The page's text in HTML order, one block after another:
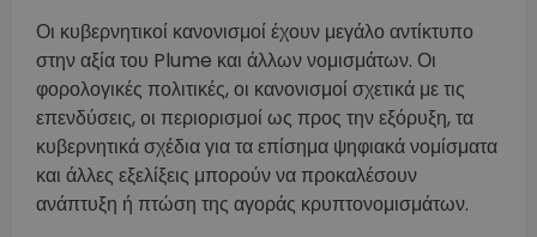
Οι κυβερνητικοί κανονισμοί έχουν μεγάλο αντίκτυπο
στην αξία του Plume και άλλων νομισμάτων. Οι
φορολογικές πολιτικές, οι κανονισμοί σχετικά με τις
επενδύσεις, οι περιορισμοί ως προς την εξόρυξη, τα
κυβερνητικά σχέδια για τα επίσημα ψηφιακά νομίσματα
και άλλες εξελίξεις μπορούν να προκαλέσουν
ανάπτυξη ή πτώση της αγοράς κρυπτονομισμάτων.